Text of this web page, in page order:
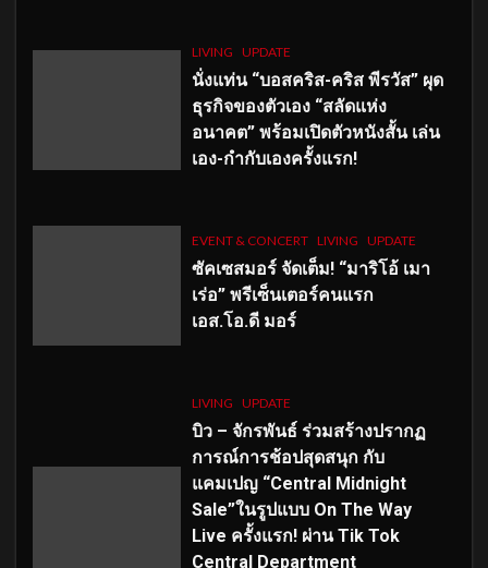
LIVING UPDATE
นั่งแท่น “บอสคริส-คริส พีรวัส” ผุด
ธุรกิจของตัวเอง “สลัดแห่ง
อนาคต” พร้อมเปิดตัวหนังสั้น เล่น
เอง-กำกับเองครั้งแรก!
EVENT & CONCERT LIVING UPDATE
ซัคเซสมอร์ จัดเต็ม! “มาริโอ้ เมา
เร่อ” พรีเซ็นเตอร์คนแรก
เอส.โอ.ดี มอร์
LIVING UPDATE
บิว – จักรพันธ์ ร่วมสร้างปรากฏ
การณ์การช้อปสุดสนุก กับ
แคมเปญ “Central Midnight
Sale”ในรูปแบบ On The Way
Live ครั้งแรก! ผ่าน Tik Tok
Central Department